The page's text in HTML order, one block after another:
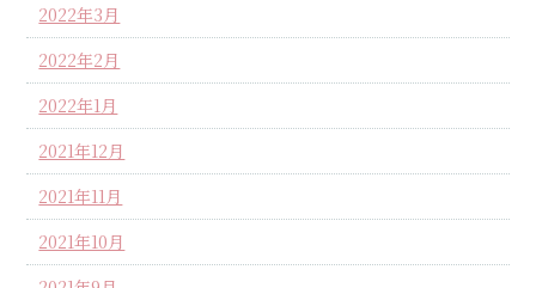
2022年3月
2022年2月
2022年1月
2021年12月
2021年11月
2021年10月